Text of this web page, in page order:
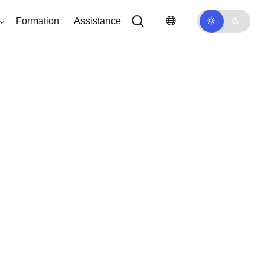
Formation Assistance